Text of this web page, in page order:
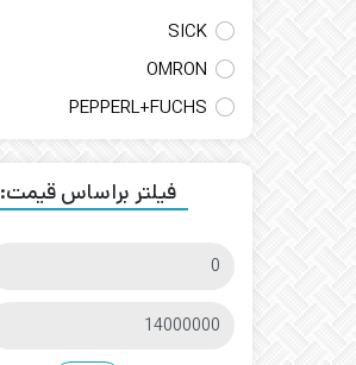
SICK
OMRON
PEPPERL+FUCHS
فیلتر براساس قیمت: